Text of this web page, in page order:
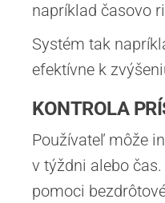
napríklad časovo
Systém tak
efektívne k
KONTROLA
Používateľ môže
v týždni alebo
pomoci